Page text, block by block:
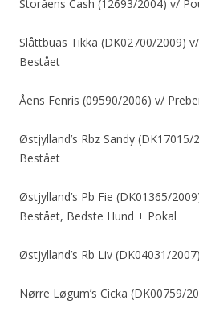
Storåens Cash (12693/2004) v/
Slåttbuas Tikka (DK02700/2009)
Bestået
Åens Fenris (09590/2006) v/
Østjylland’s Rbz Sandy
Bestået
Østjylland’s Pb Fie (DK01365/
Bestået, Bedste Hund + Pokal
Østjylland’s Rb Liv (DK04031/
Nørre Løgum’s Cicka (DK00759/